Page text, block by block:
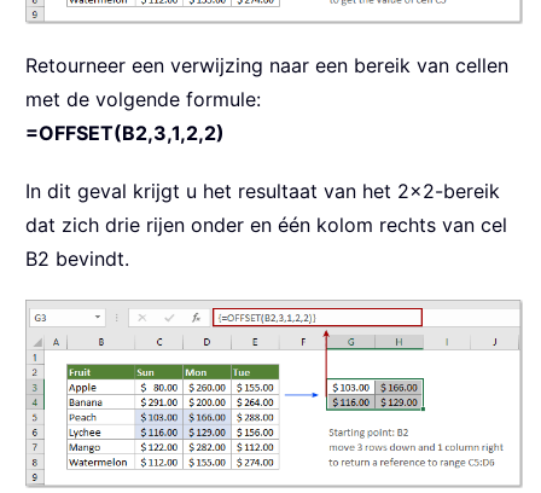
Retourneer een verwijzing naar een bereik van cellen
met de volgende formule:
=OFFSET(B2,3,1,2,2)
In dit geval krijgt u het resultaat van het 2×2-bereik
dat zich drie rijen onder en één kolom rechts van cel
B2 bevindt.